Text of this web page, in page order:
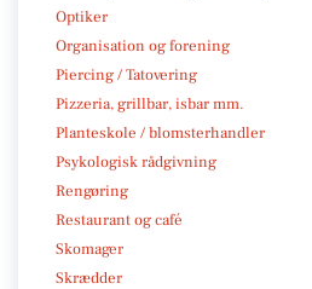
Optiker
Organisation og forening
Piercing / Tatovering
Pizzeria, grillbar, isbar mm.
Planteskole / blomsterhandler
Psykologisk rådgivning
Rengøring
Restaurant og café
Skomager
Skrædder